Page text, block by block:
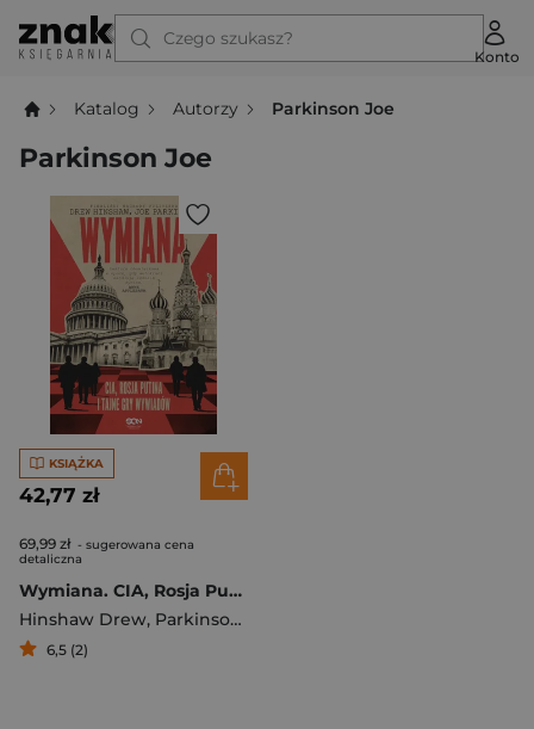
Czego szukasz?
Konto
Katalog Autorzy Parkinson Joe
Parkinson Joe
KSIĄŻKA
42,77 zł
69,99 zł - sugerowana cena
detaliczna
Wymiana. CIA, Rosja Putina i tajne gry wywiadów
Hinshaw Drew, Parkinson Joe
6,5 (2)